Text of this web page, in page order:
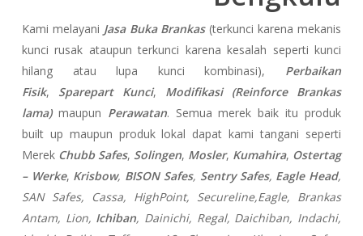
Kami melayani Jasa Buka Brankas(terkunci karena mekanis
kunci rusak ataupun terkunci karena kesalah seperti kunci
hilang atau lupa kunci kombinasi), Perbaikan
Fisik, Sparepart Kunci, Modifikasi (Reinforce Brankas
lama)maupun Perawatan. Semua merek baik itu produk
built up maupun produk lokal dapat kami tangani seperti
Merek Chubb Safes, Solingen, Mosler, Kumahira, Ostertag
– Werke, Krisbow, BISON Safes, Sentry Safes, Eagle Head,
SAN Safes, Cassa, HighPoint, Secureline,Eagle, Brankas
Antam, Lion, Ichiban, Dainichi, Regal, Daichiban, Indachi,